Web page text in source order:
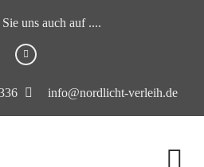
uns auch auf ....
info@nordlicht-verleih.de